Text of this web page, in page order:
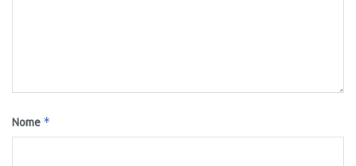
Nome *